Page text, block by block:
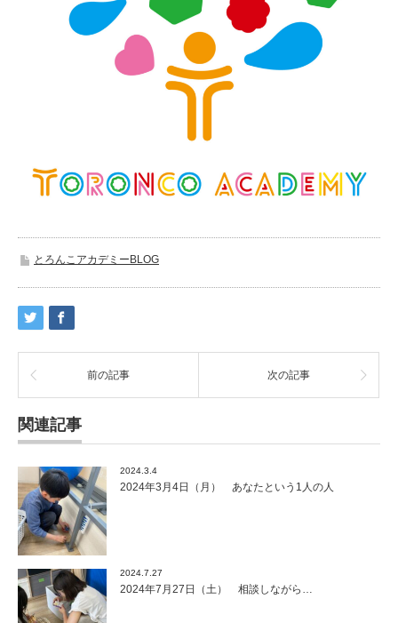
とろんこアカデミーBLOG
前の記事 次の記事
関連記事
2024.3.4
2024年3月4日（月） あなたという1人の人
2024.7.27
2024年7月27日（土） 相談しながら…